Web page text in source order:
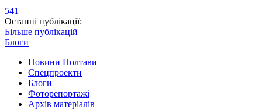
541
Останні публікації:
Більше публікацій
Блоги
Новини Полтави
Спецпроекти
Блоги
Фоторепортажі
Архів матеріалів